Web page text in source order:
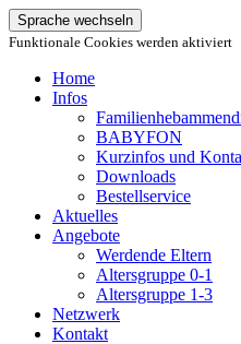
Sprache wechseln
Funktionale Cookies werden aktiviert
Home
Infos
BABYFON
Kurzinfos und
Downloads
Bestellservice
Aktuelles
Angebote
Werdende Eltern
Altersgruppe 0-1
Altersgruppe 1-3
Netzwerk
Kontakt